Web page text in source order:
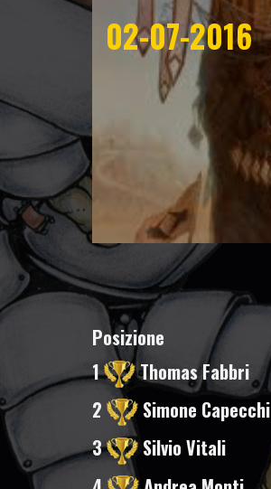
02-07-2016
Posizione
1
Thomas Fabbri
2
Simone Capecchi
3
Silvio Vitali